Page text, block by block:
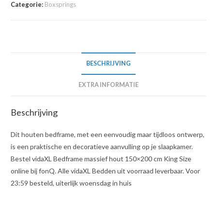
Categorie: Boxsprings
BESCHRIJVING
EXTRA INFORMATIE
Beschrijving
Dit houten bedframe, met een eenvoudig maar tijdloos ontwerp,
is een praktische en decoratieve aanvulling op je slaapkamer.
Bestel vidaXL Bedframe massief hout 150×200 cm King Size
online bij fonQ. Alle vidaXL Bedden uit voorraad leverbaar. Voor
23:59 besteld, uiterlijk woensdag in huis